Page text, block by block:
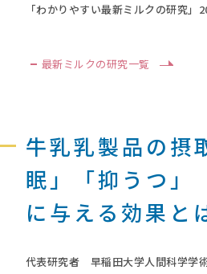
「わかりやすい最新ミルクの研究」
最新ミルクの研究一覧
牛乳乳製品の摂
眠」「抑うつ」
に与える効果と
代表研究者 早稲田大学人間科学学